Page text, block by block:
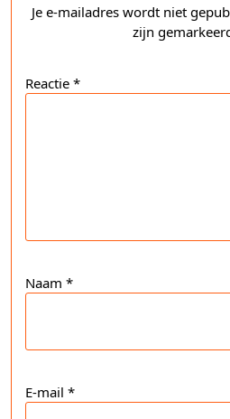
Je e-mailadres wordt niet
zijn
Reactie *
Naam *
E-mail *